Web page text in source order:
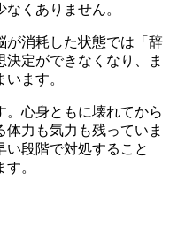
くありません。
が消耗した状態では「辞
定ができなくなり、ま
ます。
。心身ともに壊れてから
力も気力も残っていま
段階で対処すること
。